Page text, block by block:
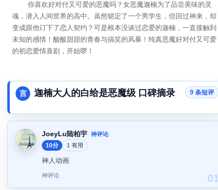
你喜欢好对付又可爱的恶魔吗？女恶魔迦楠为了品尝美味的灵
魂，潜入人间世界的高中。虽然锁定了一个男学生，但回过神来，却
变成跟他订下了恋人契约？可是根本没谈过恋爱的迦楠，一直接触到
未知的感情！酸酸甜甜的青春与搞笑的风暴！纯真恶魔好对付又可爱
的初恋爱情喜剧，开始啰！
言 迦楠大人的白给是恶魔级 口碑摘录 9 条短评
JoeyLu陆柏宇 神评论
10分
1 有用
神人动画
神评论